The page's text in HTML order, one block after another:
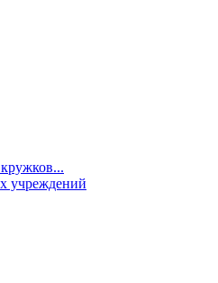
учреждений